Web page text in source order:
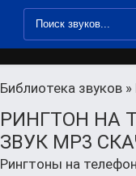
Библиотека звуков
РИНГТОН НА
ЗВУК MP3
Рингтоны на